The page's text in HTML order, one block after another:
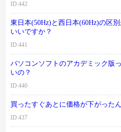
ID:442
東日本(50Hz)と西日本(60Hz)の区
いいですか？
ID:441
パソコンソフトのアカデミック
いの？
ID:440
買ったすぐあとに価格が下がった
ID:437